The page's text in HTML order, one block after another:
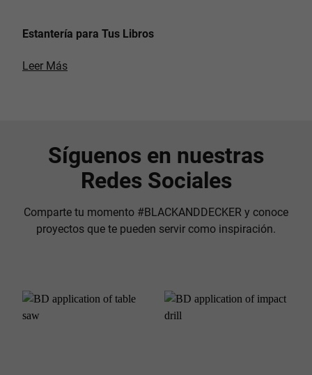
Estantería para Tus Libros
Leer Más
Síguenos en nuestras
Redes Sociales
Comparte tu momento #BLACKANDDECKER y conoce
proyectos que te pueden servir como inspiración.